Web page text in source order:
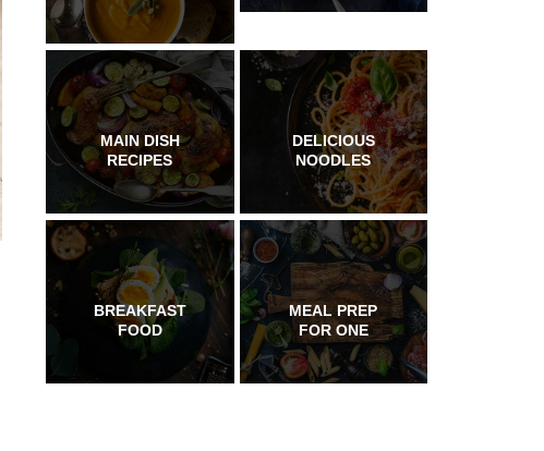
MAIN DISH
RECIPES
DELICIOUS
NOODLES
BREAKFAST
FOOD
MEAL PREP
FOR ONE